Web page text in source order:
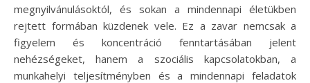
megnyilvánulásoktól, és sokan a mindennapi életükben
rejtett formában küzdenek vele. Ez a zavar nemcsak a
figyelem és koncentráció fenntartásában jelent
nehézségeket, hanem a szociális kapcsolatokban, a
munkahelyi teljesítményben és a mindennapi feladatok